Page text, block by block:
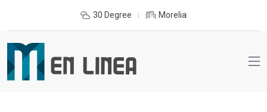
30 Degree Morelia